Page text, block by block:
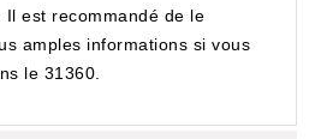
est recommandé de le
amples informations si vous
le 31360.